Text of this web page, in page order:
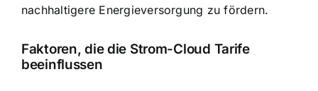
nachhaltigere Energieversorgung zu fördern.
Faktoren, die die Strom-Cloud Tarife
beeinflussen